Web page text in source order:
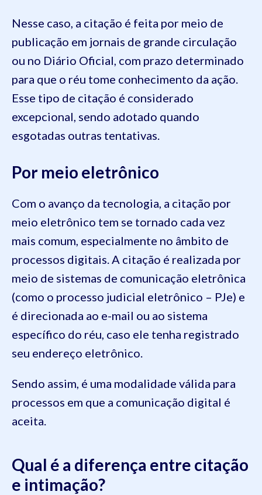
Nesse caso, a citação é feita por meio de
publicação em jornais de grande circulação
ou no Diário Oficial, com prazo determinado
para que o réu tome conhecimento da ação.
Esse tipo de citação é considerado
excepcional, sendo adotado quando
esgotadas outras tentativas.
Por meio eletrônico
Com o avanço da tecnologia, a citação por
meio eletrônico tem se tornado cada vez
mais comum, especialmente no âmbito de
processos digitais. A citação é realizada por
meio de sistemas de comunicação eletrônica
(como o processo judicial eletrônico – PJe) e
é direcionada ao e-mail ou ao sistema
específico do réu, caso ele tenha registrado
seu endereço eletrônico.
Sendo assim, é uma modalidade válida para
processos em que a comunicação digital é
aceita.
Qual é a diferença entre citação
e intimação?